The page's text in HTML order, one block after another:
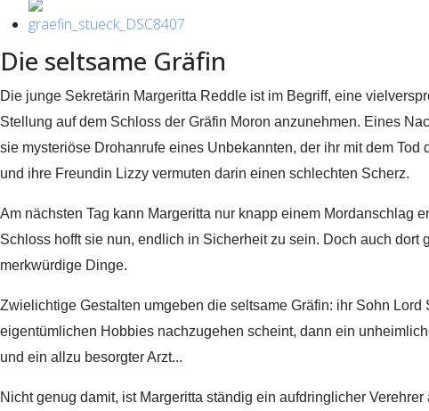
Die seltsame Gräfin
Die junge Sekretärin Margeritta Reddle ist im Begriff, eine
Stellung auf dem Schloss der Gräfin Moron anzunehmen. Eines
sie mysteriöse Drohanrufe eines Unbekannten, der ihr mit dem Tod
und ihre Freundin Lizzy vermuten darin einen schlechten Scherz.
Am nächsten Tag kann Margeritta nur knapp einem Mordanschlag
Schloss hofft sie nun, endlich in Sicherheit zu sein. Doch auch dort
merkwürdige Dinge.
Zwielichtige Gestalten umgeben die seltsame Gräfin: ihr Sohn Lord
eigentümlichen Hobbies nachzugehen scheint, dann ein
und ein allzu besorgter Arzt...
Nicht genug damit, ist Margeritta ständig ein aufdringlicher Verehrer